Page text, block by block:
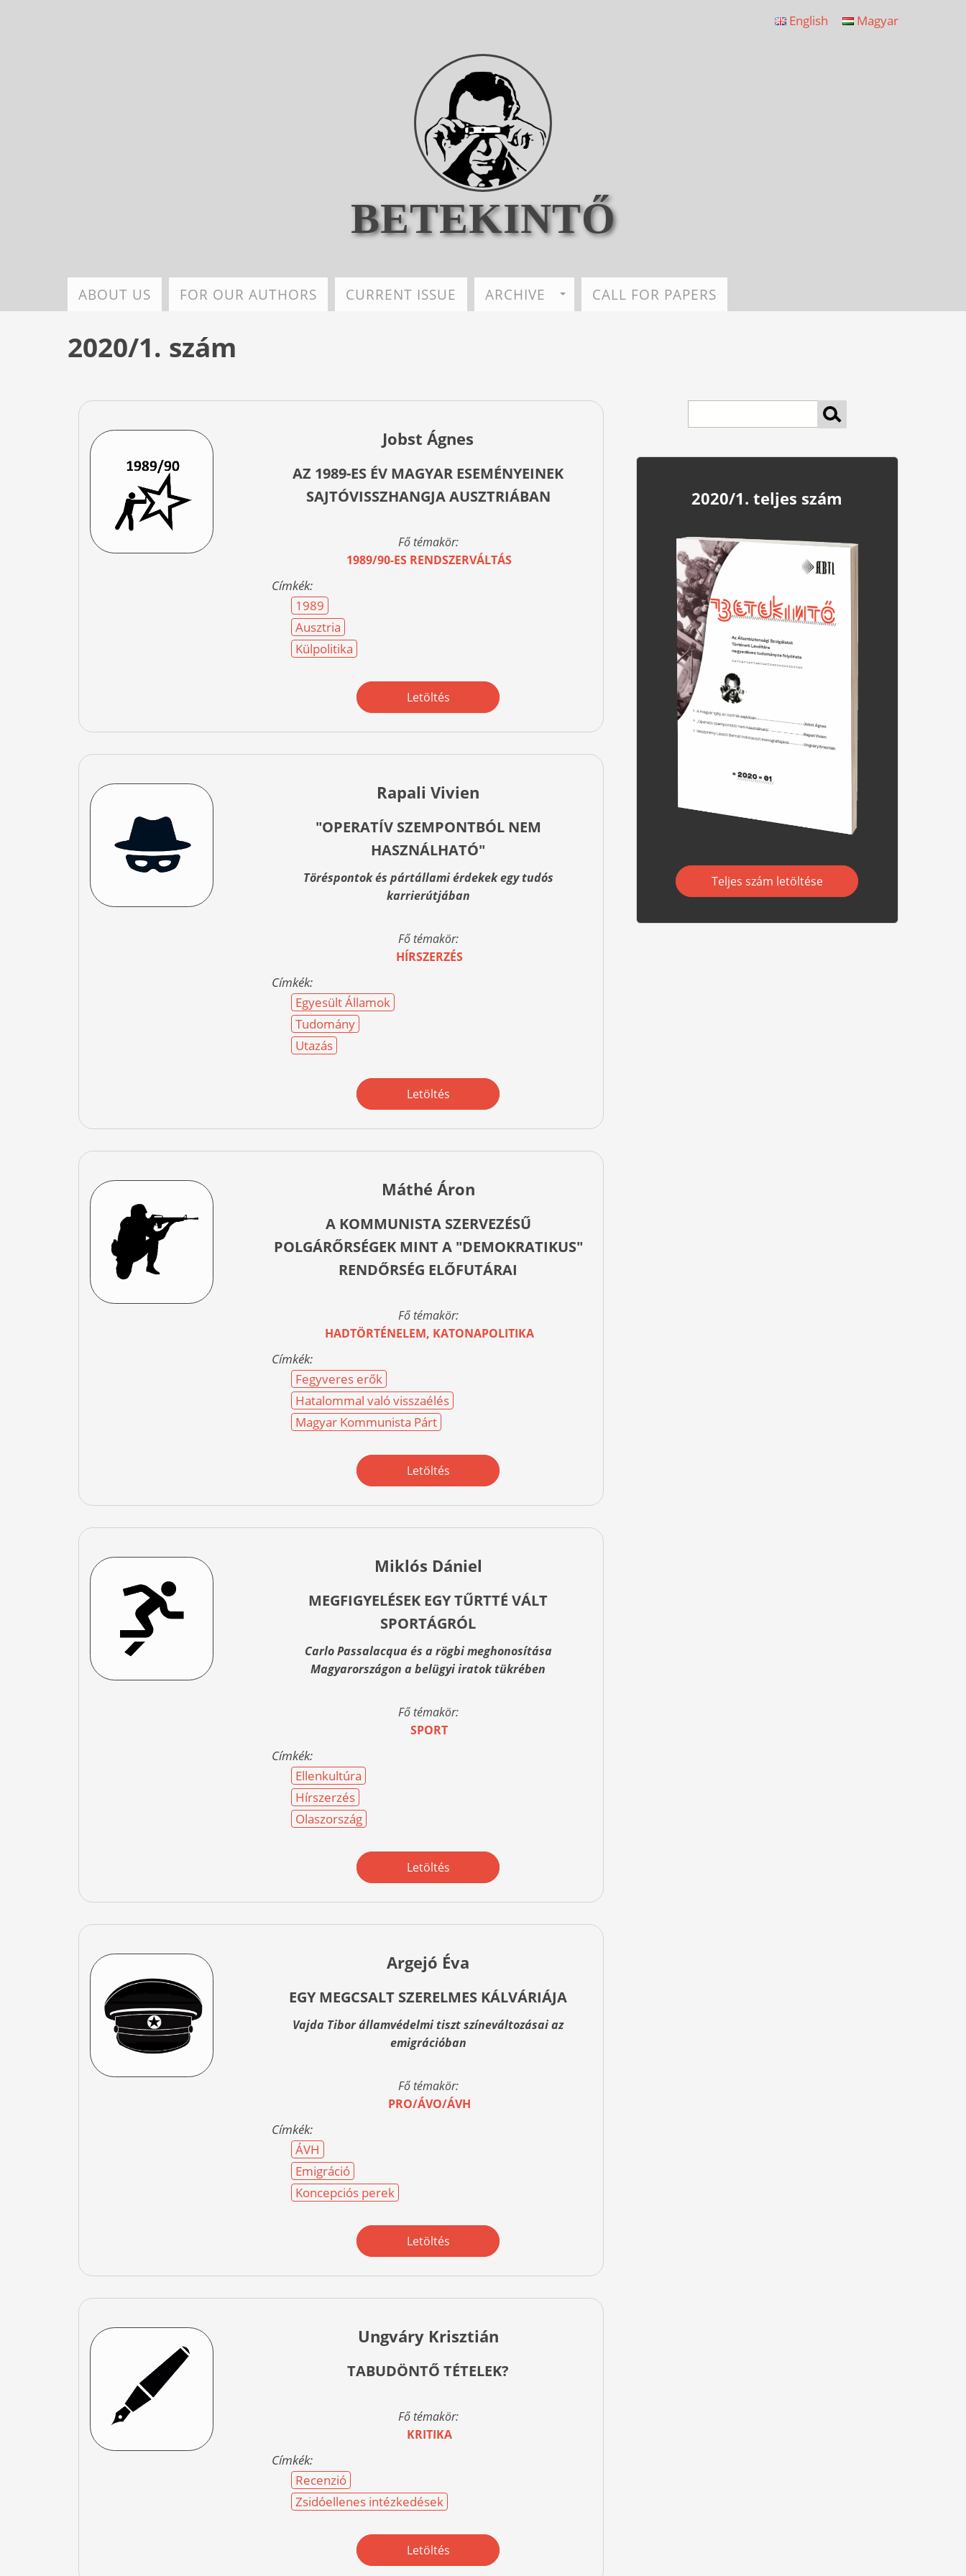
English Magyar
BETEKINTŐ
ABOUT US FOR OUR AUTHORS CURRENT ISSUE ARCHIVE CALL FOR PAPERS
2020/1. szám
Jobst Ágnes
AZ 1989-ES ÉV MAGYAR ESEMÉNYEINEK
SAJTÓVISSZHANGJA AUSZTRIÁBAN
Fő témakör:
1989/90-ES RENDSZERVÁLTÁS
Címkék:
1989
Ausztria
Külpolitika
Letöltés
Rapali Vivien
"OPERATÍV SZEMPONTBÓL NEM
HASZNÁLHATÓ"
Töréspontok és pártállami érdekek egy tudós
karrierútjában
Fő témakör:
HÍRSZERZÉS
Címkék:
Egyesült Államok
Tudomány
Utazás
Letöltés
Máthé Áron
A KOMMUNISTA SZERVEZÉSŰ
POLGÁRŐRSÉGEK MINT A "DEMOKRATIKUS"
RENDŐRSÉG ELŐFUTÁRAI
Fő témakör:
HADTÖRTÉNELEM, KATONAPOLITIKA
Címkék:
Fegyveres erők
Hatalommal való visszaélés
Magyar Kommunista Párt
Letöltés
Miklós Dániel
MEGFIGYELÉSEK EGY TŰRTTÉ VÁLT
SPORTÁGRÓL
Carlo Passalacqua és a rögbi meghonosítása
Magyarországon a belügyi iratok tükrében
Fő témakör:
SPORT
Címkék:
Ellenkultúra
Hírszerzés
Olaszország
Letöltés
Argejó Éva
EGY MEGCSALT SZERELMES KÁLVÁRIÁJA
Vajda Tibor államvédelmi tiszt színeváltozásai az
emigrációban
Fő témakör:
PRO/ÁVO/ÁVH
Címkék:
ÁVH
Emigráció
Koncepciós perek
Letöltés
Ungváry Krisztián
TABUDÖNTŐ TÉTELEK?
Fő témakör:
KRITIKA
Címkék:
Recenzió
Zsidóellenes intézkedések
Letöltés
2020/1. teljes szám
Teljes szám letöltése